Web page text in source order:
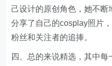
己设计的原创角色，她不
分享了自己的cosplay照片
粉丝和关注者的追捧。
四、总的来说精选，其中